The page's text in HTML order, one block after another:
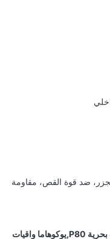
ضد قوة القص، مقاومة
يوكوهاما واقيات بحرية P50,يوكوهاما واقيات بحرية P80,يوكوهاما واقيات